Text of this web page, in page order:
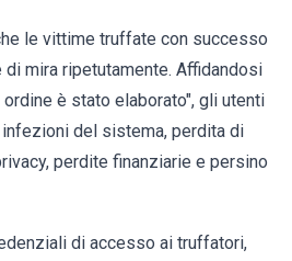
le vittime truffate con successo
mira ripetutamente. Affidandosi
è stato elaborato", gli utenti
del sistema, perdita di
perdite finanziarie e persino
di accesso ai truffatori,